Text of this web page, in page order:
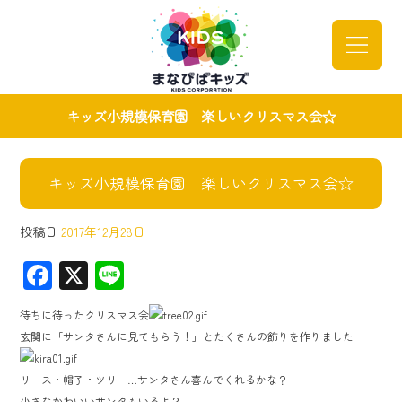
キッズ小規模保育園 楽しいクリスマス会☆
キッズ小規模保育園 楽しいクリスマス会☆
投稿日 2017年12月28日
F
ac
e
b
o
X
ne
待ちに待ったクリスマス会
玄関に「サンタさんに見てもらう！」とたくさんの飾りを作りました
リース・帽子・ツリー…サンタさん喜んでくれるかな？